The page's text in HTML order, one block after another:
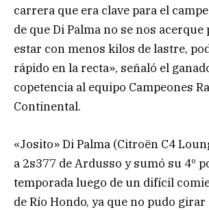
carrera que era clave para el
de que Di Palma no se nos acerque
estar con menos kilos de lastre,
rápido en la recta», señaló el
copetencia al equipo Campeones
Continental.
«Josito» Di Palma (Citroën C4
a 2s377 de Ardusso y sumó su 4º
temporada luego de un difícil
de Río Hondo, ya que no pudo